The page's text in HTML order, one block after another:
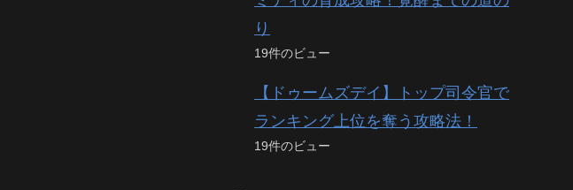
り
19件のビュー
【ドゥームズデイ】トップ司令官で
ランキング上位を奪う攻略法！
19件のビュー